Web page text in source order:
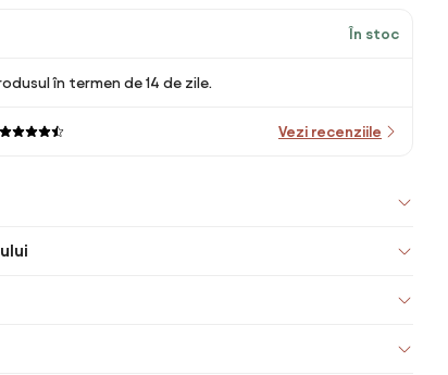
În stoc
în termen de 14 de zile.
Vezi recenziile